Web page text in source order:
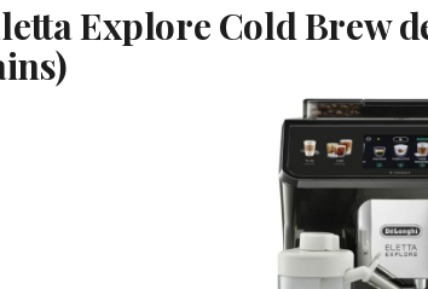
Explore Cold Brew